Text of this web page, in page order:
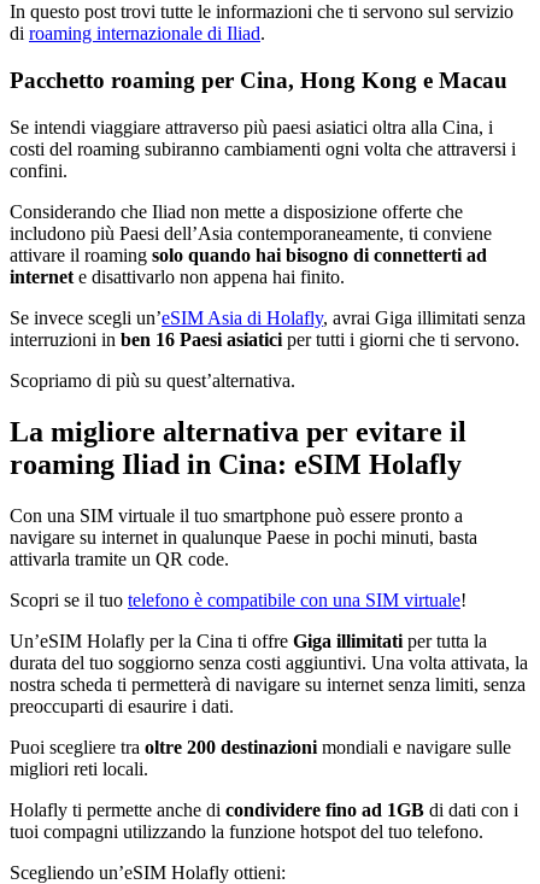
In questo post trovi tutte le informazioni che ti servono sul servizio
di roaming internazionale di Iliad.
Pacchetto roaming per Cina, Hong Kong e Macau
Se intendi viaggiare attraverso più paesi asiatici oltra alla Cina, i
costi del roaming subiranno cambiamenti ogni volta che attraversi i
confini.
Considerando che Iliad non mette a disposizione offerte che
includono più Paesi dell’Asia contemporaneamente, ti conviene
attivare il roaming solo quando hai bisogno di connetterti ad
internet e disattivarlo non appena hai finito.
Se invece scegli un’eSIM Asia di Holafly, avrai Giga illimitati senza
interruzioni in ben 16 Paesi asiatici per tutti i giorni che ti servono.
Scopriamo di più su quest’alternativa.
La migliore alternativa per evitare il
roaming Iliad in Cina: eSIM Holafly
Con una SIM virtuale il tuo smartphone può essere pronto a
navigare su internet in qualunque Paese in pochi minuti, basta
attivarla tramite un QR code.
Scopri se il tuo telefono è compatibile con una SIM virtuale!
Un’eSIM Holafly per la Cina ti offre Giga illimitati per tutta la
durata del tuo soggiorno senza costi aggiuntivi. Una volta attivata, la
nostra scheda ti permetterà di navigare su internet senza limiti, senza
preoccuparti di esaurire i dati.
Puoi scegliere tra oltre 200 destinazioni mondiali e navigare sulle
migliori reti locali.
Holafly ti permette anche di condividere fino ad 1GB di dati con i
tuoi compagni utilizzando la funzione hotspot del tuo telefono.
Scegliendo un’eSIM Holafly ottieni: